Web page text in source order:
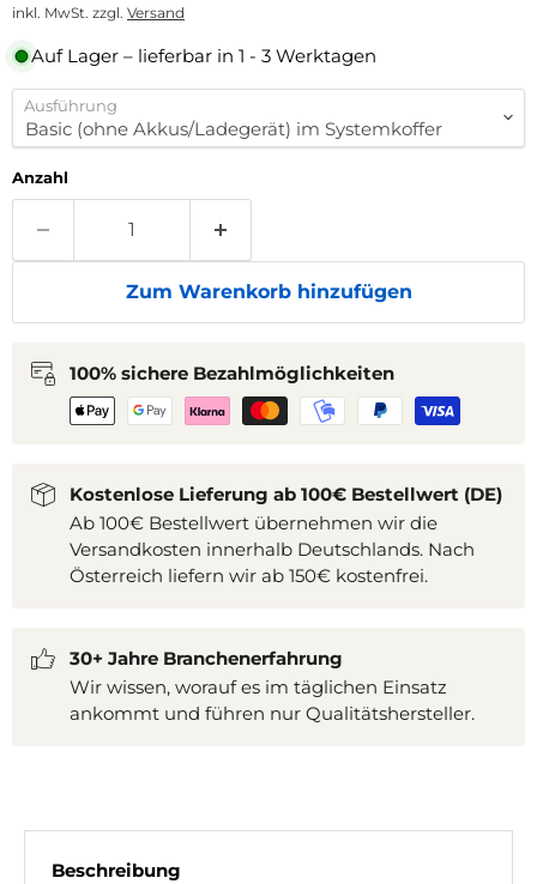
inkl. MwSt. zzgl. Versand
Auf Lager – lieferbar in 1 - 3 Werktagen
Ausführung
Anzahl
Zum Warenkorb hinzufügen
100% sichere Bezahlmöglichkeiten
Kostenlose Lieferung ab 100€ Bestellwert (DE)
Ab 100€ Bestellwert übernehmen wir die
Versandkosten innerhalb Deutschlands. Nach
Österreich liefern wir ab 150€ kostenfrei.
30+ Jahre Branchenerfahrung
Wir wissen, worauf es im täglichen Einsatz
ankommt und führen nur Qualitätshersteller.
Beschreibung